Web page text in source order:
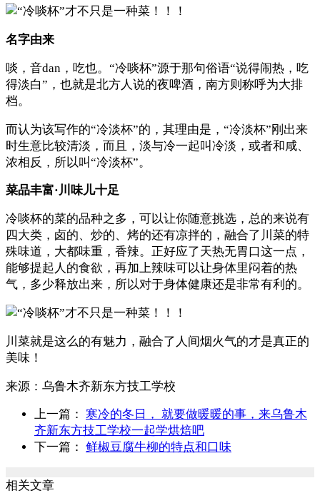
名字由来
啖，音dan，吃也。“冷啖杯”源于那句俗语“说得闹热，吃
得淡白”，也就是北方人说的夜啤酒，南方则称呼为大排
档。
而认为该写作的“冷淡杯”的，其理由是，“冷淡杯”刚出来
时生意比较清淡，而且，淡与冷一起叫冷淡，或者和咸、
浓相反，所以叫“冷淡杯”。
菜品丰富·川味儿十足
冷啖杯的菜的品种之多，可以让你随意挑选，总的来说有
四大类，卤的、炒的、烤的还有凉拌的，融合了川菜的特
殊味道，大都味重，香辣。正好应了天热无胃口这一点，
能够提起人的食欲，再加上辣味可以让身体里闷着的热
气，多少释放出来，所以对于身体健康还是非常有利的。
川菜就是这么的有魅力，融合了人间烟火气的才是真正的
美味！
来源： 乌鲁木齐新东方技工学校
上一篇： 寒冷的冬日， 就要做暖暖的事，来乌鲁木
齐新东方技工学校一起学烘焙吧
下一篇： 鲜椒豆腐牛柳的特点和口味
相关文章